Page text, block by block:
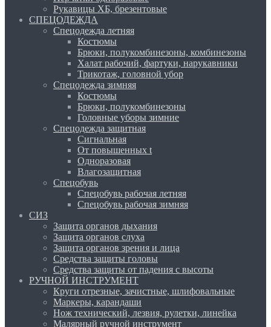
Рукавицы ХБ, брезентовые
СПЕЦОДЕЖДА
Спецодежда летняя
Костюмы
Брюки, полукомбинезоны, комбинезоны
Халат рабочий, фартуки, нарукавники
Трикотаж, головной убор
Спецодежда зимняя
Костюмы
Брюки, полукомбинезоны
Головные уборы зимние
Спецодежда защитная
Сигнальная
От повышенных t
Одноразовая
Влагозащитная
Спецобувь
Спецобувь рабочая летняя
Спецобувь рабочая зимняя
СИЗ
Защита органов дыхания
Защита органов слуха
Защита органов зрения и лица
Средства защиты головы
Средства защиты от падения с высоты
РУЧНОЙ ИНСТРУМЕНТ
Круги отрезные, зачистные, шлифовальные
Маркеры, карандаши
Нож технический, лезвия, рулетки, линейка
Малярный ручной инструмент